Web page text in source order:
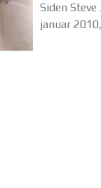
Siden
januar